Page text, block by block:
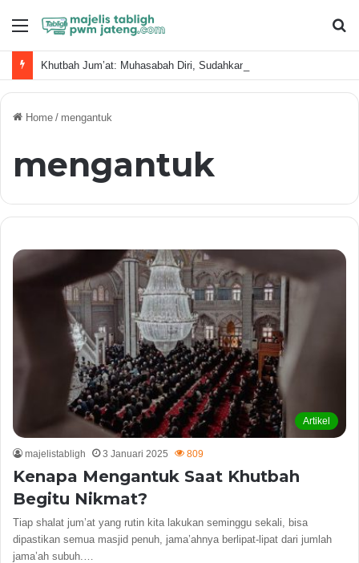
Menu
Home / mengantuk
mengantuk
Artikel
majelistabligh 3 Januari 2025 809
Kenapa Mengantuk Saat Khutbah
Begitu Nikmat?
Tiap shalat jum’at yang rutin kita lakukan seminggu sekali, bisa
dipastikan semua masjid penuh, jama’ahnya berlipat-lipat dari jumlah
jama’ah subuh.…